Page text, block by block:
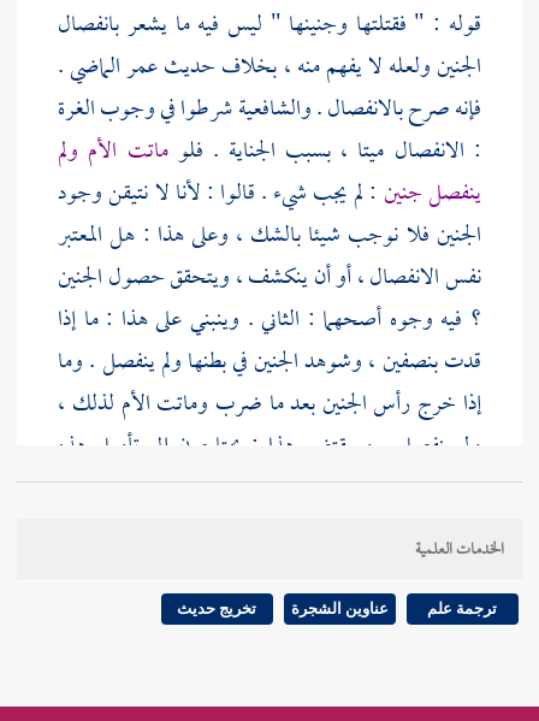
قوله : " فقتلتها وجنينها " ليس فيه ما يشعر بانفصال
الجنين ولعله لا يفهم منه ، بخلاف حديثعمرالماضي .
فإنه صرح بالانفصال . والشافعية شرطوا في وجوب الغرة
: الانفصال ميتا ، بسبب الجناية . فلوماتت الأم ولم
ينفصل جنين : لم يجب شيء . قالوا : لأنا لا نتيقن وجود
الجنين فلا نوجب شيئا بالشك ، وعلى هذا : هل المعتبر
نفس الانفصال ، أو أن ينكشف ، ويتحقق حصول الجنين
؟ فيه وجوه أصحهما : الثاني . وينبني على هذا : ما إذا
قدت بنصفين ، وشوهد الجنين في بطنها ولم ينفصل . وما
إذا خرج رأس الجنين بعد ما ضرب وماتت الأم لذلك ،
ولم ينفصل . وبمقتضى هذا : يحتاجون إلى تأويل هذه
الرواية ، وحملها[ص:615 ]
على أنه انفصل ، وإن لم
يكن في اللفظ ما يدل عليه .
مسألة أخرى : الحديث علق الحكم بلفظ " الجنين "
إصبع أو غيرهما ، ولو لم يظهر شيء من ذلك ، وشهدت
الخدمات العلمية
ترجمة علم عناوين الشجرة تخريج حديث